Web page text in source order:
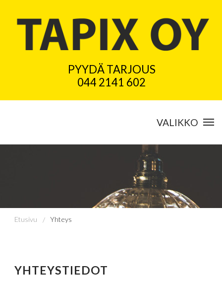
PYYDÄ TARJOUS
044 2141 602
VALIKKO
ETUSIVU
KOTITALOUSVÄHENNYS
Etusivu Yhteys
YHTEYSTIEDOT